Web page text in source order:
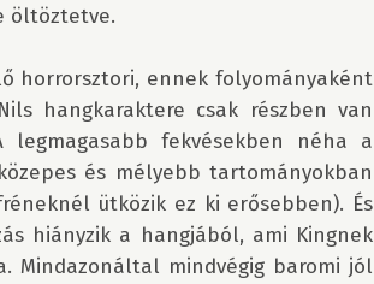
öltöztetve.
horrorsztori, ennek folyományaként
hangkaraktere csak részben van
legmagasabb fekvésekben néha a
és mélyebb tartományokban
ütközik ez ki erősebben). És
hiányzik a hangjából, ami Kingnek
Mindazonáltal mindvégig baromi jól